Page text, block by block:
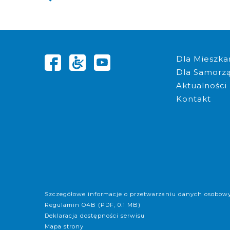
Komplet
Dla
Dla
Aktualności
Kontakt
Szczegółowe informacje o przetwarzaniu danych
Regulamin O4B (PDF, 0.1 MB)
Deklaracja dostępności serwisu
Mapa strony